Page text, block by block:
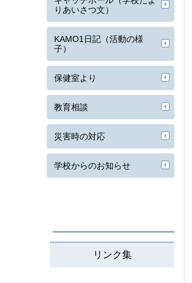
りあいさつ文）
KAMO1日記（活動の様
子）
保健室より
教育相談
災害時の対応
学校からのお知らせ
リンク集